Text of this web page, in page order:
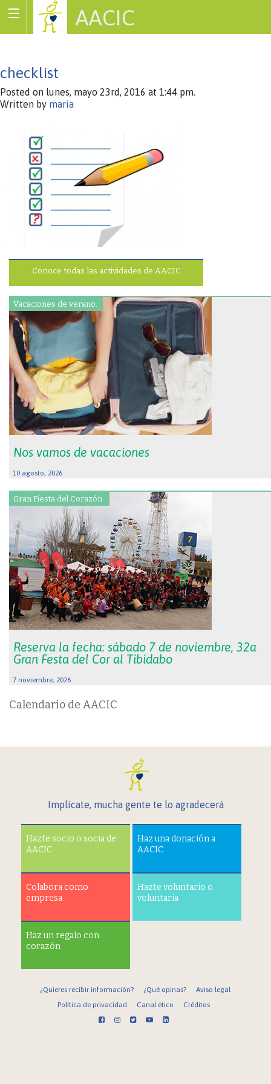
AACIC
checklist
Posted on lunes, mayo 23rd, 2016 at 1:44 pm.
Written by maria
Conoce todas las actividades de AACIC
Vacaciones de verano.
Nos vamos de vacaciones
10 agosto, 2026
Gran Fiesta del Corazón.
Reserva la fecha: sábado 7 de noviembre, 32a
Gran Festa del Cor al Tibidabo
7 noviembre, 2026
Calendario de AACIC
Implícate, mucha gente te lo agradecerá
Hazte socio o socia de
AACIC
Haz una donación a
AACIC
Colabora como
empresa
Hazte voluntario o
voluntaria
Haz un regalo con
corazón
¿Quieres recibir información? ¿Qué opinas?
Aviso legal
Política de privacidad
Canal ético Créditos